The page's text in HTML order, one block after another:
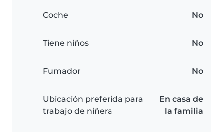
Coche No
Tiene niños No
Fumador No
Ubicación preferida para
trabajo de niñera
En casa de
la familia